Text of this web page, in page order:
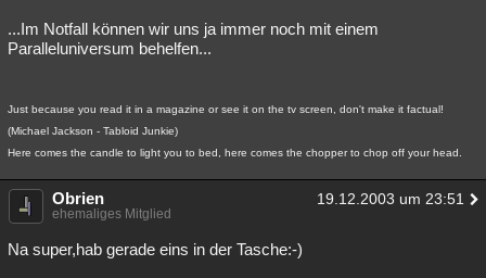
...Im Notfall können wir uns ja immer noch mit einem
Paralleluniversum behelfen...
Just because you read it in a magazine or see it on the tv screen, don't make it factual!
(Michael Jackson - Tabloid Junkie)
Here comes the candle to light you to bed, here comes the chopper to chop off your head.
Obrien 19.12.2003 um 23:51
ehemaliges Mitglied
Na super,hab gerade eins in der Tasche:-)